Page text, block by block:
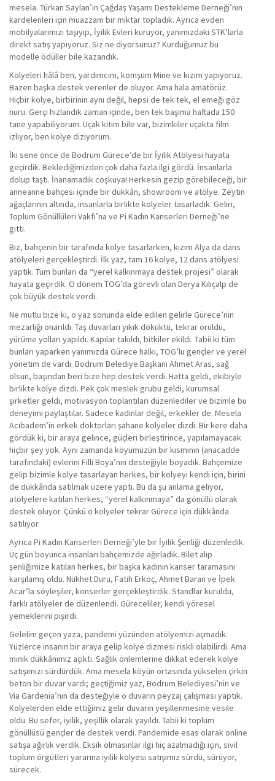
mesela. Türkan Saylan’ın Çağdaş Yaşamı Destekleme Derneği’nın
kardelenleri için muazzam bir miktar topladık. Ayrıca evden
mobilyalarımızı taşıyıp, İyilik Evleri kuruyor, yanımızdaki STK’larla
direkt satış yapıyoruz. Siz ne diyorsunuz? Kurduğumuz bu
modelle ödüller bile kazandık.
Kolyeleri hâlâ ben, yardımcım, komşum Mine ve kızım yapıyoruz.
Bazen başka destek verenler de oluyor. Ama hala amatörüz.
Hiçbir kolye, birbirinin aynı değil, hepsi de tek tek, el emeği göz
nuru. Gerçi hızlandık zaman içinde, ben tek başıma haftada 150
tane yapabiliyorum. Uçak kitim bile var, bizimkiler uçakta film
izliyor, ben kolye diziyorum.
İki sene önce de Bodrum Gürece’de bir İyilik Atölyesi hayata
geçirdik. Beklediğimizden çok daha fazla ilgi gördü. İnsanlarla
dolup taştı. İnanamadık coşkuya! Herkesin gezip görebileceği, bir
anneanne bahçesi içinde bir dükkân, showroom ve atölye. Zeytin
ağaçlarının altında, insanlarla birlikte kolyeler tasarladık. Geliri,
Toplum Gönüllüleri Vakfı’na ve Pi Kadın Kanserleri Derneği’ne
gitti.
Biz, bahçenin bir tarafında kolye tasarlarken, kızım Alya da dans
atölyeleri gerçekleştirdi. İlk yaz, tam 16 kolye, 12 dans atölyesi
yaptık. Tüm bunları da “yerel kalkınmaya destek projesi” olarak
hayata geçirdik. O dönem TOG’da görevli olan Derya Kılıçalp de
çok büyük destek verdi.
Ne mutlu bize ki, o yaz sonunda elde edilen gelirle Gürece’nin
mezarlığı onarıldı. Taş duvarları yıkık döküktü, tekrar örüldü,
yürüme yolları yapıldı. Kapılar takıldı, bitkiler ekildi. Tabii ki tüm
bunları yaparken yanımızda Gürece halkı, TOG’lu gençler ve yerel
yönetim de vardı. Bodrum Belediye Başkanı Ahmet Aras, sağ
olsun, başından beri bize hep destek verdi. Hatta geldi, ekibiyle
birlikte kolye dizdi. Pek çok meslek grubu geldi, kurumsal
şirketler geldi, motivasyon toplantıları düzenlediler ve bizimle bu
deneyimi paylaştılar. Sadece kadınlar değil, erkekler de. Mesela
Acıbadem’in erkek doktorları şahane kolyeler dizdi. Bir kere daha
gördük ki, bir araya gelince, güçleri birleştirince, yapılamayacak
hiçbir şey yok. Aynı zamanda köyümüzün bir kısmının (anacadde
tarafındaki) evlerini Filli Boya’nın desteğiyle boyadık. Bahçemize
gelip bizimle kolye tasarlayan herkes, bir kolyeyi kendi için, birini
de dükkânda satılmak üzere yaptı. Bu da şu anlama geliyor,
atölyelere katılan herkes, “yerel kalkınmaya” da gönüllü olarak
destek oluyor. Çünkü o kolyeler tekrar Gürece için dükkânda
satılıyor.
Ayrıca Pi Kadın Kanserleri Derneği’yle bir İyilik Şenliği düzenledik.
Üç gün boyunca insanları bahçemizde ağırladık. Bilet alıp
şenliğimize katılan herkes, bir başka kadının kanser taramasını
karşılamış oldu. Nükhet Duru, Fatih Erkoç, Ahmet Baran ve İpek
Acar’la söyleşiler, konserler gerçekleştirdik. Standlar kuruldu,
farklı atölyeler de düzenlendi. Güreceliler, kendi yöresel
yemeklerini pişirdi.
Gelelim geçen yaza, pandemi yüzünden atölyemizi açmadık.
Yüzlerce insanın bir araya gelip kolye dizmesi riskli olabilirdi. Ama
minik dükkânımız açıktı. Sağlık önlemlerine dikkat ederek kolye
satışımızı sürdürdük. Ama mesela köyün ortasında yükselen çirkin
beton bir duvar vardı; geçtiğimiz yaz, Bodrum Belediyesi’nin ve
Via Gardenia’nın da desteğiyle o duvarın peyzaj çalışması yaptık.
Kolyelerden elde ettiğimiz gelir duvarın yeşillenmesine vesile
oldu. Bu sefer, iyilik, yeşillik olarak yayıldı. Tabii ki toplum
gönüllüsü gençler de destek verdi. Pandemide esas olarak online
satışa ağırlık verdik. Eksik olmasınlar ilgi hiç azalmadığı için, sivil
toplum örgütleri yararına iyilik kolyesi satışımız sürdü, sürüyor,
sürecek.